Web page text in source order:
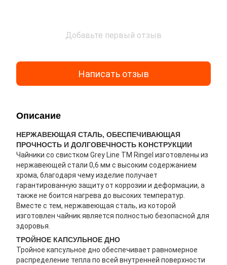
Добавьте первый отзыв
Написать отзыв
Описание
НЕРЖАВЕЮЩАЯ СТАЛЬ, ОБЕСПЕЧИВАЮЩАЯ
ПРОЧНОСТЬ И ДОЛГОВЕЧНОСТЬ КОНСТРУКЦИИ
Чайники со свистком Grey Line ТМ Ringel изготовлены из
нержавеющей стали 0,6 мм с высоким содержанием
хрома, благодаря чему изделие получает
гарантированную защиту от коррозии и деформации, а
также не боится нагрева до высоких температур.
Вместе с тем, нержавеющая сталь, из которой
изготовлен чайник является полностью безопасной для
здоровья.
ТРОЙНОЕ КАПСУЛЬНОЕ ДНО
Тройное капсульное дно обеспечивает равномерное
распределение тепла по всей внутренней поверхности